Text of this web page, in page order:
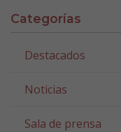
Categorías
Destacados
Noticias
Sala de prensa